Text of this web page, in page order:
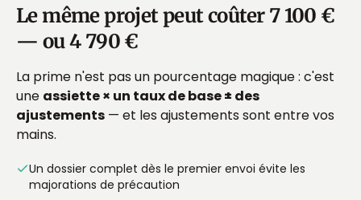
Le même projet peut coûter 7 100 €
— ou 4 790 €
La prime n'est pas un pourcentage magique : c'est
une assiette × un taux de base ± des
ajustements — et les ajustements sont entre vos
mains.
Un dossier complet dès le premier envoi évite les
majorations de précaution